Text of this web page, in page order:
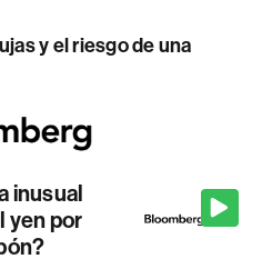
y el riesgo de una
inusual
yen por